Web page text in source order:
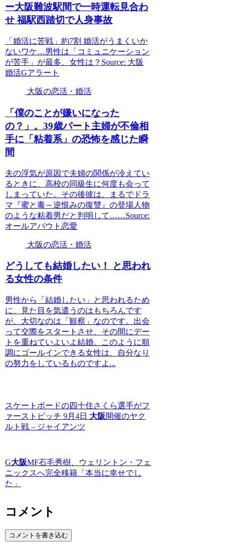
ー大阪難波駅間で一時運転見合わ
せ 福駅西踏切で人身事故
「婚活に苦戦」約7割 婚活がうまくいか
ないワケ…男性は「コミュニケーション
が苦手」が最多、女性は？Source: 大阪
婚活Gアラート
大阪の恋活・婚活
「僕のことが嫌いになった
の？」。39歳パート主婦が不倫相
手に「粘着系」の恐怖を感じた瞬
間
夫の浮気が原因で夫婦の関係が冷えてい
るときに、高校の同級生に何度も会って
しまっていた。その後彼は、まるでドラ
マ『蜜と毒～逆恨みの復讐』の登場人物
のような粘着男だと判明して……Source:
オールアバウト恋愛
大阪の恋活・婚活
どうしても結婚したい！ と思われ
る女性の条件
男性から「結婚したい」と思われるため
に、見た目を気遣うのはもちろんです
が、大切なのは「観察」なのです。出会
って交際をスタートさせ、その間にデー
トを重ねていよいよ結婚。このように順
調にゴールインできる女性は、自分なり
の努力をしているものですよ...
スケートボードの四十住さくら選手がフ
ァーストピッチ 9月4日 大阪開催のヤク
ルト戦 – ジャイアンツ
G大阪MF石毛秀樹、ウェリントン・フェ
ニックスへ完全移籍「本当に幸せでし
た」
コメント
コメントを書き込む